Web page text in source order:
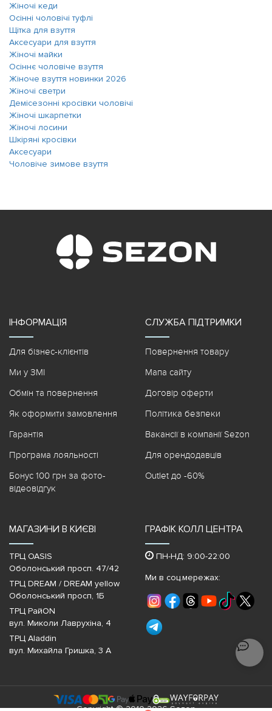
Жіночі кеди
Осінні чоловічі туфлі
Щітка для взуття
Аксесуари для взуття
Жіночі майки
Осіннє чоловіче взуття
Жіноче взуття новинки 2026
Жіночі светри
Демісезонні кросівки чоловічі
Жіночі шкарпетки
Жіночі лосини
Шкіряні кросівки
Аксесуари
Чоловіче зимове взуття
ІНФОРМАЦІЯ
Для бізнес-клієнтів
Ми у ЗМІ
Обмін та повернення
Як оформити замовлення
Гарантія
Програма лояльності
Бонус 100 грн за фото-
відеовідгук
СЛУЖБА ПІДТРИМКИ
Повернення товару
Мапа сайту
Договір оферти
Політика безпеки
Вакансії в компанії Sezon
Для орендодавців
Outlet до -60%
МАГАЗИНИ В КИЄВІ
ТРЦ OASIS
Оболонський просп. 47/42
ТРЦ DREAM / DREAM yellow
Оболонський просп, 1Б
ТРЦ РайON
вул. Миколи Лаврухіна, 4
ТРЦ Aladdin
вул. Михайла Гришка, 3 А
ГРАФІК КОЛЛ ЦЕНТРА
ПН-НД: 9:00-22:00
Ми в соц.мережах:
Copyright © 2010-2026 Sezon